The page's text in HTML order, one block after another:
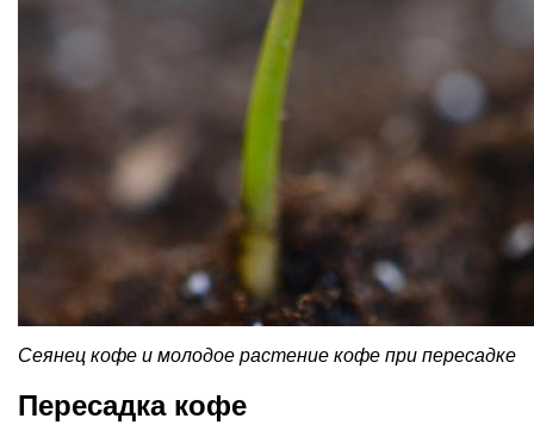
Сеянец кофе и молодое растение кофе при пересадке
Пересадка кофе